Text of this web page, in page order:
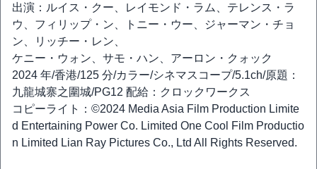
出演：ルイス・クー、レイモンド・ラム、テレンス・ラ
ウ、フィリップ・ン、トニー・ウー、ジャーマン・チョ
ン、リッチー・レン、
ケニー・ウォン、サモ・ハン、アーロン・クォック
2024 年/香港/125 分/カラー/シネマスコープ/5.1ch/原題：
九龍城寨之圍城/PG12 配給：クロックワークス
コピーライト：©2024 Media Asia Film Production Limite
d Entertaining Power Co. Limited One Cool Film Productio
n Limited Lian Ray Pictures Co., Ltd All Rights Reserved.